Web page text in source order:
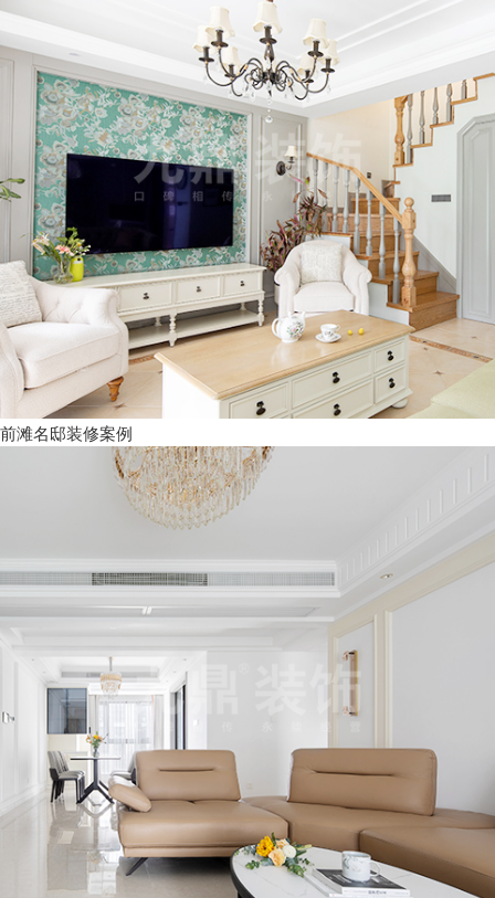
前滩名邸装修案例